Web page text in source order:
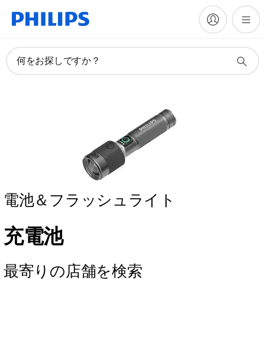
何をお探しですか？
電池＆フラッシュライト
充電池
最寄りの店舗を検索